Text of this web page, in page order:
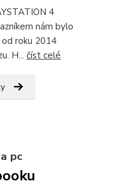
4
nám bylo
roku 2014
H... číst celé
pc